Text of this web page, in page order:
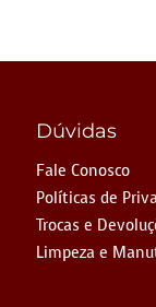
Dúvidas
Fale Conosco
Políticas de
Trocas e
Limpeza e